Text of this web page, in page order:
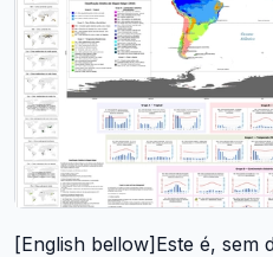
[English bellow] Este é, sem